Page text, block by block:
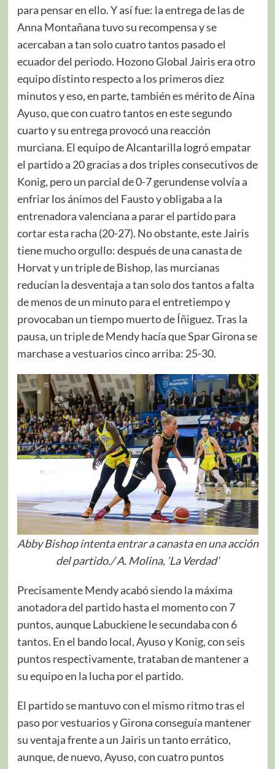
para pensar en ello. Y así fue: la entrega de las de
Anna Montañana tuvo su recompensa y se
acercaban a tan solo cuatro tantos pasado el
ecuador del periodo. Hozono Global Jairis era otro
equipo distinto respecto a los primeros diez
minutos y eso, en parte, también es mérito de Aina
Ayuso, que con cuatro tantos en este segundo
cuarto y su entrega provocó una reacción
murciana. El equipo de Alcantarilla logró empatar
el partido a 20 gracias a dos triples consecutivos de
Konig, pero un parcial de 0-7 gerundense volvía a
enfriar los ánimos del Fausto y obligaba a la
entrenadora valenciana a parar el partido para
cortar esta racha (20-27). No obstante, este Jairis
tiene mucho orgullo: después de una canasta de
Horvat y un triple de Bishop, las murcianas
reducían la desventaja a tan solo dos tantos a falta
de menos de un minuto para el entretiempo y
provocaban un tiempo muerto de Íñiguez. Tras la
pausa, un triple de Mendy hacía que Spar Girona se
marchase a vestuarios cinco arriba: 25-30.
Abby Bishop intenta entrar a canasta en una acción
del partido./ A. Molina, ‘La Verdad’
Precisamente Mendy acabó siendo la máxima
anotadora del partido hasta el momento con 7
puntos, aunque Labuckiene le secundaba con 6
tantos. En el bando local, Ayuso y Konig, con seis
puntos respectivamente, trataban de mantener a
su equipo en la lucha por el partido.
El partido se mantuvo con el mismo ritmo tras el
paso por vestuarios y Girona conseguía mantener
su ventaja frente a un Jairis un tanto errático,
aunque, de nuevo, Ayuso, con cuatro puntos